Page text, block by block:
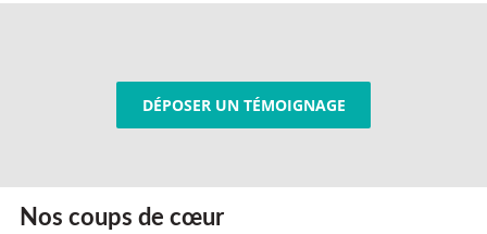
DÉPOSER UN TÉMOIGNAGE
Nos coups de cœur